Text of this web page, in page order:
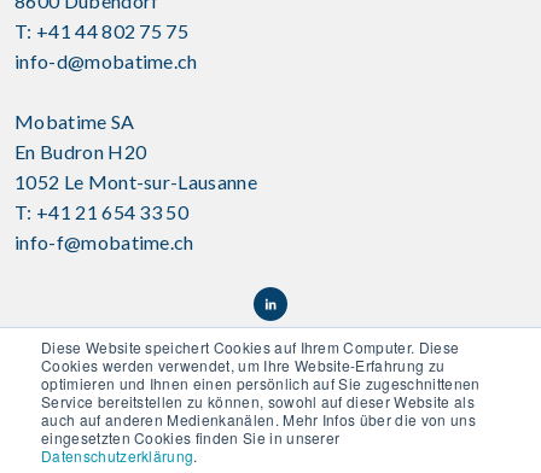
Diese Website speichert Cookies auf Ihrem Computer. Diese
Cookies werden verwendet, um Ihre Website-Erfahrung zu
optimieren und Ihnen einen persönlich auf Sie zugeschnittenen
Service bereitstellen zu können, sowohl auf dieser Website als
auch auf anderen Medienkanälen. Mehr Infos über die von uns
eingesetzten Cookies finden Sie in unserer
Datenschutzerklärung.
T: +41 44 802 75 75
info-d@mobatime.ch
Mobatime SA
En Budron H20
1052 Le Mont-sur-Lausanne
T: +41 21 654 33 50
info-f@mobatime.ch
Disclaimer | AGB